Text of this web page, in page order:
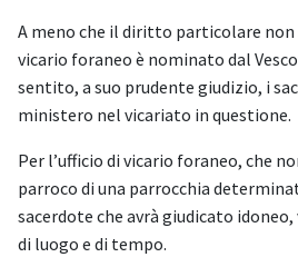
A meno che il diritto particolare
vicario foraneo è nominato dal
sentito, a suo prudente giudizio, i
ministero nel vicariato in questione.
Per l’ufficio di vicario foraneo, che
parroco di una parrocchia
sacerdote che avrà giudicato
di luogo e di tempo.